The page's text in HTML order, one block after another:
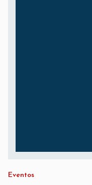
Eventos